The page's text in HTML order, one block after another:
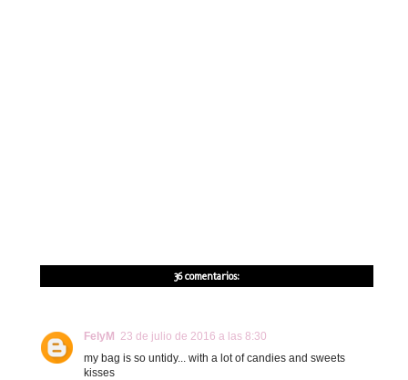
36 comentarios:
FelyM 23 de julio de 2016 a las 8:30
my bag is so untidy... with a lot of candies and sweets
kisses